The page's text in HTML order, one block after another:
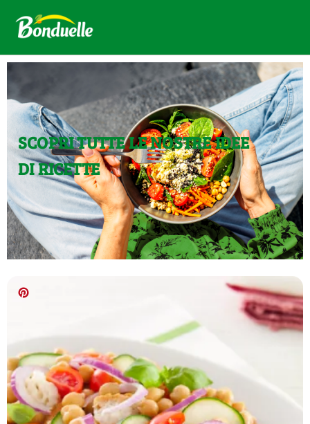
SCOPRI TUTTE LE NOSTRE IDEE
DI RICETTE